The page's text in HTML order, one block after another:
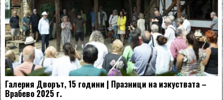
Галерия Дворът, 15 години | Празници на изкуствата –
Врабево 2025 г.